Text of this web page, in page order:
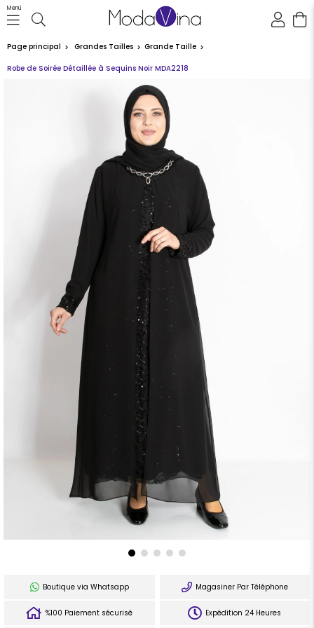
Menü
Page principal Grandes Tailles Grande Taille
Robe de Soirée Détaillée à Sequins Noir MDA2218
Boutique via Whatsapp Magasiner Par Téléphone
%100 Paiement sécurisé Expédition 24 Heures